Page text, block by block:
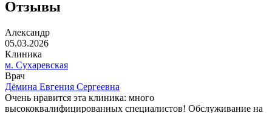
Отзывы
Александр
05.03.2026
Клиника
м. Сухаревская
Врач
Дёмина Евгения Сергеевна
Очень нравится эта клиника: много
высококвалифицированных специалистов! Обслуживание на